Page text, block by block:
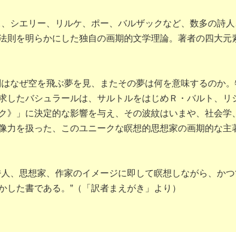
シエリー、リルケ、ポー、バルザックなど、数多の詩
則を明らかにした独自の画期的文学理論。著者の四大元
なぜ空を飛ぶ夢を見、またその夢は何を意味するのか
したバシュラールは、サルトルをはじめＲ・バルト、リ
》」に決定的な影響を与え、その波紋はいまや、社会学
力を扱った、このユニークな瞑想的思想家の画期的な主
、思想家、作家のイメージに即して瞑想しながら、か
た書である。”（「訳者まえがき」より）